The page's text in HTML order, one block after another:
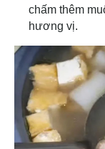
chấm thêm
hương vị.